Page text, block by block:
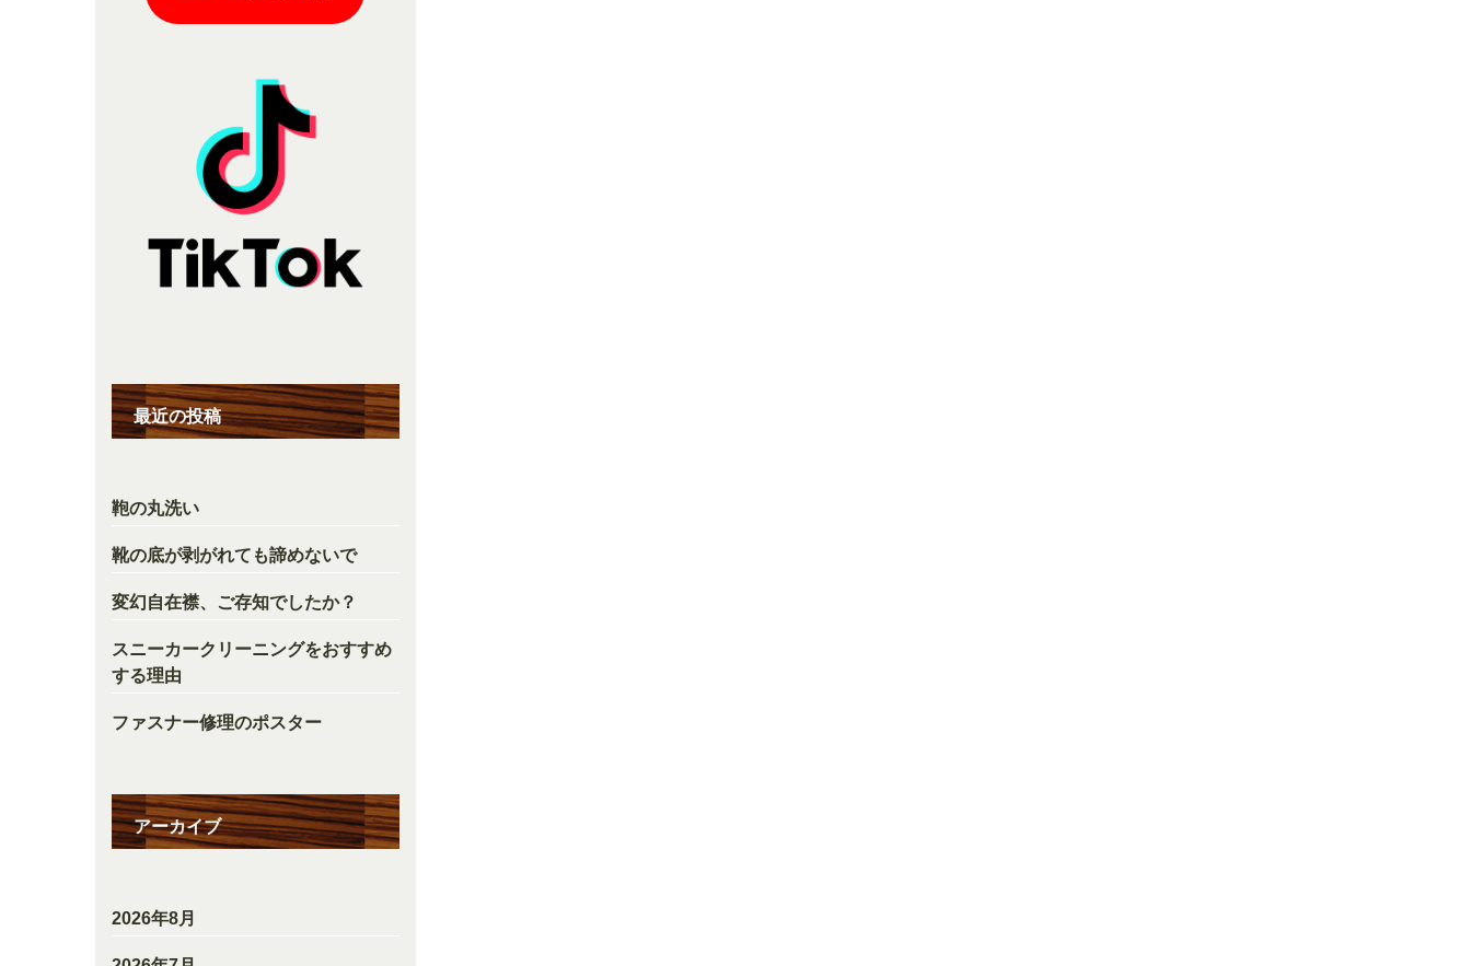
最近の投稿
鞄の丸洗い
靴の底が剥がれても諦めないで
変幻自在襟、ご存知でしたか？
スニーカークリーニングをおすすめ
する理由
ファスナー修理のポスター
アーカイブ
2026年8月